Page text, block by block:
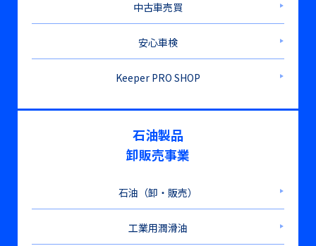
中古車売買
安心車検
Keeper PRO SHOP
石油製品
卸販売事業
石油（卸・販売）
工業用潤滑油